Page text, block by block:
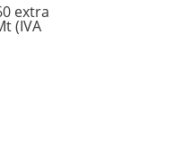
extra
(IVA